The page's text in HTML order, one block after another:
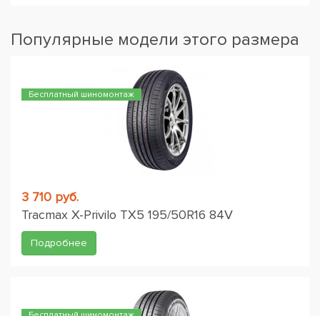
Популярные модели этого размера
Бесплатный шиномонтаж
3 710 руб.
Tracmax X-Privilo TX5 195/50R16 84V
Подробнее